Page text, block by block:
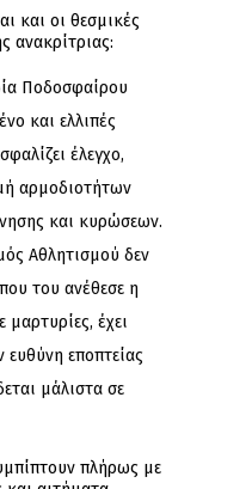
και οι θεσμικές
ανακρίτριας:
Ποδοσφαίρου
και ελλιπές
έλεγχο,
αρμοδιοτήτων
και κυρώσεων.
Αθλητισμού δεν
του ανέθεσε η
έχει
ευθύνη εποπτείας
μάλιστα σε
πλήρως με